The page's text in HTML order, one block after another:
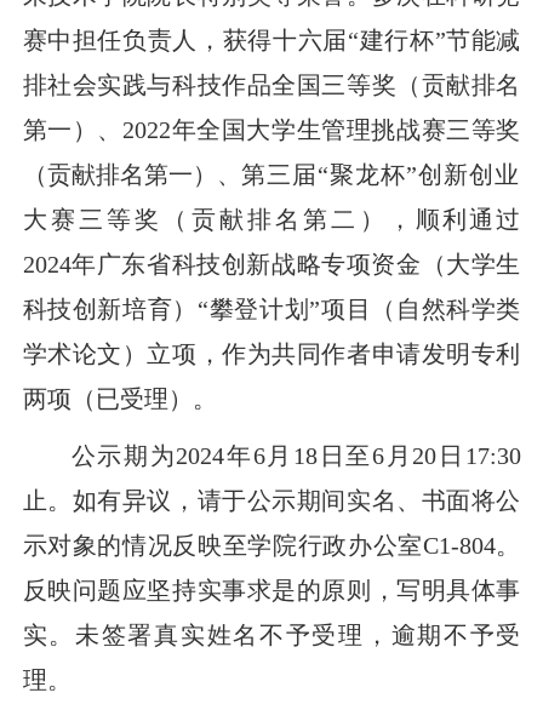
赛中担任负责人，获得十六届“建行杯”节能减
排社会实践与科技作品全国三等奖（贡献排名
第一）、 2022年全国大学生管理挑战赛三等奖
（贡献排名第一）、 第三届“聚龙杯”创新创业
大赛三等奖（贡献排名第二）
， 顺利通过
2024年广东省科技创新战略专项资金（大学生
科技创新培育）“攀登计划”项目（自然科学类
学术论文）立项，作为共同作者申请发明专利
两项（已受理）。
公示期为2024年6月 18日至6月20 日 17:30
止。如有异议，请于公示期间实名、书面将公
示对象的情况反映至学院行政办公室C1-804。
反映问题应坚持实事求是的原则，写明具体事
实。未签署真实姓名不予受理，逾期不予受
理。